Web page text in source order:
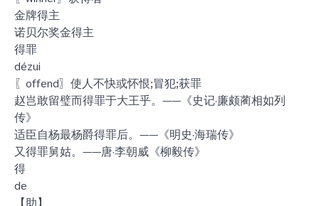
金牌得主
诺贝尔奖金得主
得罪
dézui
〖offend〗使人不快或怀恨;冒犯;获罪
赵岂敢留璧而得罪于大王乎。——《史记·廉颇蔺相如列
传》
适臣自杨最杨爵得罪后。——《明史·海瑞传》
又得罪舅姑。——唐·李朝威《柳毅传》
得
de
【助】